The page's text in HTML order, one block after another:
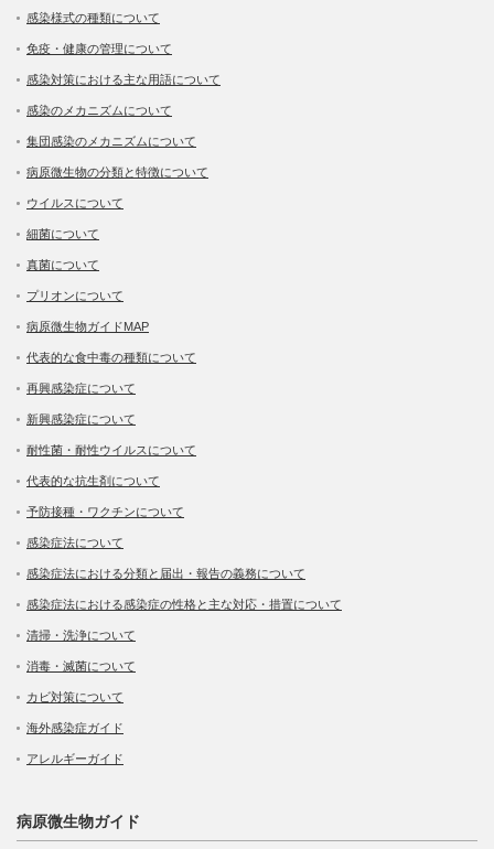
感染様式の種類について
免疫・健康の管理について
感染対策における主な用語について
感染のメカニズムについて
集団感染のメカニズムについて
病原微生物の分類と特徴について
ウイルスについて
細菌について
真菌について
プリオンについて
病原微生物ガイドMAP
代表的な食中毒の種類について
再興感染症について
新興感染症について
耐性菌・耐性ウイルスについて
代表的な抗生剤について
予防接種・ワクチンについて
感染症法について
感染症法における分類と届出・報告の義務について
感染症法における感染症の性格と主な対応・措置について
清掃・洗浄について
消毒・滅菌について
カビ対策について
海外感染症ガイド
アレルギーガイド
病原微生物ガイド